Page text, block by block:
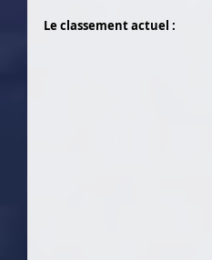
Le classement actuel :